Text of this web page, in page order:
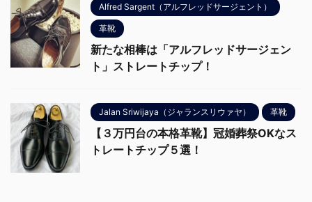
Alfred Sargent（アルフレッドサージェント）
革靴
新たな相棒は「アルフレッドサージェン
ト」ストレートチップ！
Jalan Sriwijaya（ジャランスリウァヤ） 革靴
【３万円台の本格革靴】冠婚葬祭OKなス
トレートチップ５選！